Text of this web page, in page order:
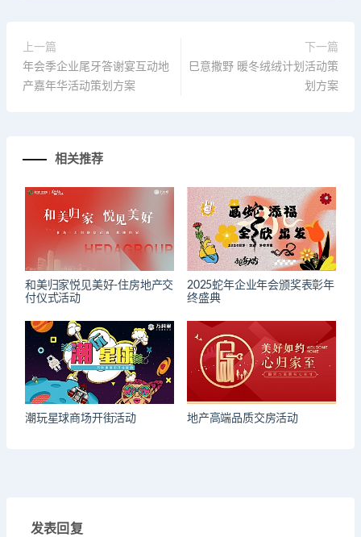
上一篇
年会季企业尾牙答谢宴互动地
产嘉年华活动策划方案
下一篇
巳意撒野 暖冬绒绒计划活动策
划方案
相关推荐
和美归家悦见美好-住房地产交
付仪式活动
2025蛇年企业年会颁奖表彰年
终盛典
潮玩星球商场开街活动 地产高端品质交房活动
发表回复